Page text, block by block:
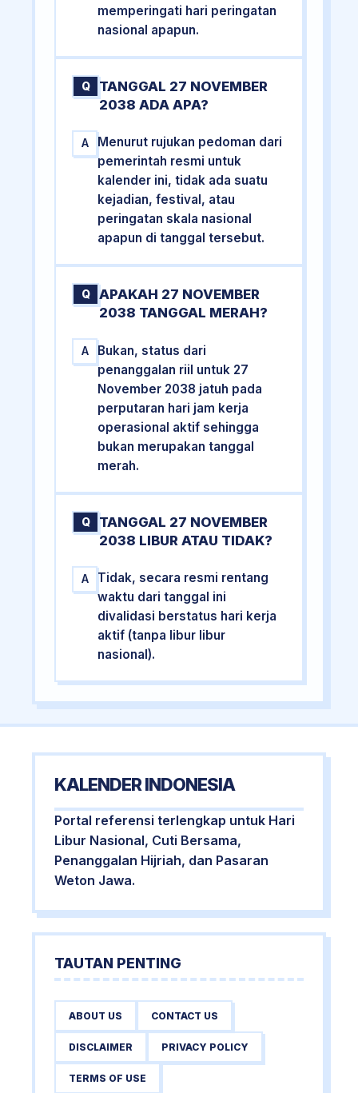
memperingati hari peringatan
nasional apapun.
Q
TANGGAL 27 NOVEMBER
2038 ADA APA?
A
Menurut rujukan pedoman dari
pemerintah resmi untuk
kalender ini, tidak ada suatu
kejadian, festival, atau
peringatan skala nasional
apapun di tanggal tersebut.
Q
APAKAH 27 NOVEMBER
2038 TANGGAL MERAH?
A
Bukan, status dari
penanggalan riil untuk 27
November 2038 jatuh pada
perputaran hari jam kerja
operasional aktif sehingga
bukan merupakan tanggal
merah.
Q
TANGGAL 27 NOVEMBER
2038 LIBUR ATAU TIDAK?
A
Tidak, secara resmi rentang
waktu dari tanggal ini
divalidasi berstatus hari kerja
aktif (tanpa libur libur
nasional).
KALENDER INDONESIA
Portal referensi terlengkap untuk Hari
Libur Nasional, Cuti Bersama,
Penanggalan Hijriah, dan Pasaran
Weton Jawa.
TAUTAN PENTING
ABOUT US CONTACT US
DISCLAIMER PRIVACY POLICY
TERMS OF USE